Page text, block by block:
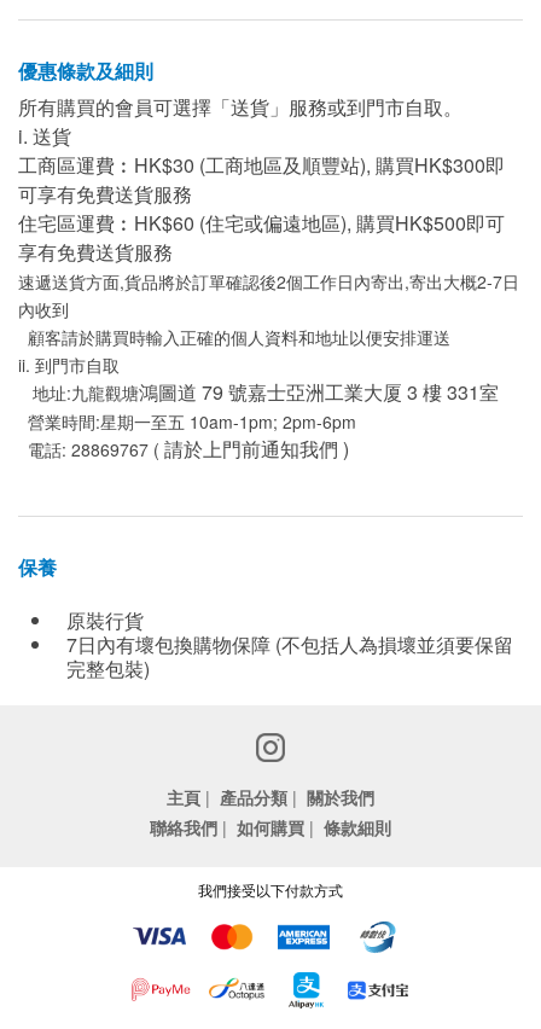
優惠條款及細則
所有購買的會員可選擇「送貨」服務或到門市自取。
i. 送貨
工商區運費︰HK$30 (工商地區及順豐站), 購買HK$300即
可享有免費送貨服務
住宅區運費︰HK$60 (住宅或偏遠地區), 購買HK$500即可
享有免費送貨服務
速遞送貨方面,貨品將於訂單確認後2個工作日內寄出,寄出大概2-7日
內收到
顧客請於購買時輸入正確的個人資料和地址以便安排運送
ii. 到門市自取
地址:九龍觀塘鴻圖道 79 號嘉士亞洲工業大厦 3 樓 331室
營業時間:星期一至五 10am-1pm; 2pm-6pm
電話: 28869767 ( 請於上門前通知我們 )
保養
原裝行貨
7日內有壞包換購物保障 (不包括人為損壞並須要保留
完整包裝)
主頁 | 產品分類 | 關於我們
聯絡我們 | 如何購買 | 條款細則
我們接受以下付款方式